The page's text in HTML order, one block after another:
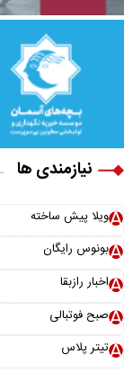
نیازمندی ها
ویلا پیش ساخته
بونوس رایگان
اخبار رازبقا
صبح فوتبالی
تیتر پلاس